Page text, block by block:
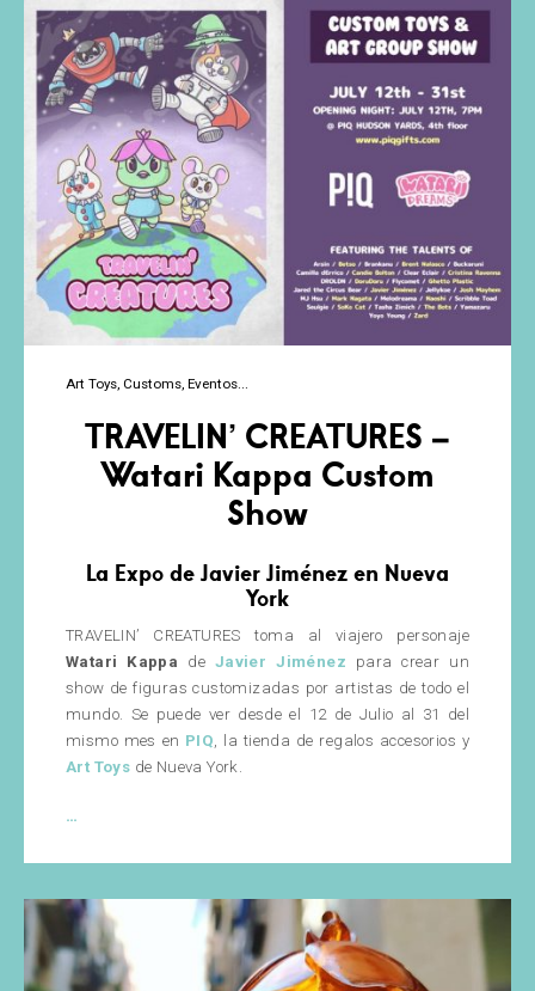
Jiménez
Art Toys Customs Eventos
TRAVELIN’ CREATURES –
Watari Kappa Custom
Show
La Expo de Javier Jiménez en Nueva
York
TRAVELIN’ CREATURES toma al viajero personaje
Watari Kappa de Javier Jiménez para crear un
show de figuras customizadas por artistas de todo el
mundo. Se puede ver desde el 12 de Julio al 31 del
mismo mes en PIQ , la tienda de regalos accesorios y
Art Toys de Nueva York.
…
–
Watari
Kappa
Custom
Show